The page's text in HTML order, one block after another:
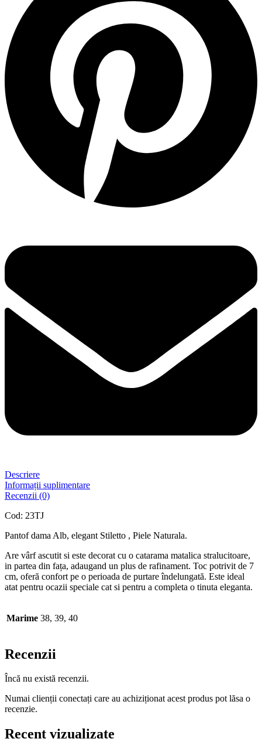
Descriere
Informații suplimentare
Recenzii (0)
Cod: 23TJ
Pantof dama Alb, elegant Stiletto , Piele Naturala.
Are vârf ascutit si este decorat cu o catarama matalica stralucitoare,
in partea din fața, adaugand un plus de rafinament. Toc potrivit de 7
cm, oferă confort pe o perioada de purtare îndelungată. Este ideal
atat pentru ocazii speciale cat si pentru a completa o tinuta eleganta.
Marime 38, 39, 40
Recenzii
Încă nu există recenzii.
Numai clienții conectați care au achiziționat acest produs pot lăsa o
recenzie.
Recent vizualizate